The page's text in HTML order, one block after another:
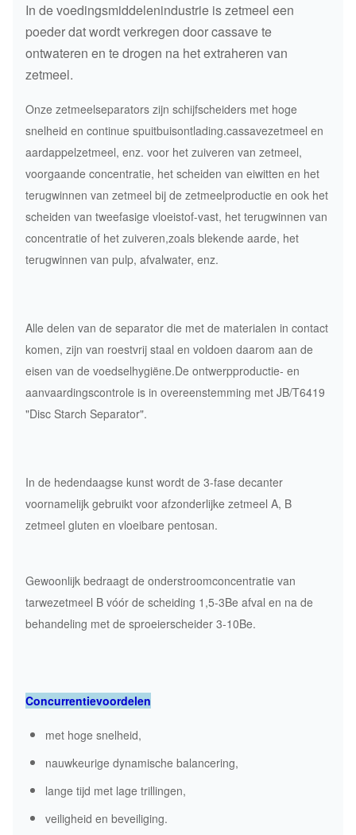
In de voedingsmiddelenindustrie is zetmeel een
poeder dat wordt verkregen door cassave te
ontwateren en te drogen na het extraheren van
zetmeel.
Onze zetmeelseparators zijn schijfscheiders met hoge
snelheid en continue spuitbuisontlading.cassavezetmeel en
aardappelzetmeel, enz. voor het zuiveren van zetmeel,
voorgaande concentratie, het scheiden van eiwitten en het
terugwinnen van zetmeel bij de zetmeelproductie en ook het
scheiden van tweefasige vloeistof-vast, het terugwinnen van
concentratie of het zuiveren,zoals blekende aarde, het
terugwinnen van pulp, afvalwater, enz.
Alle delen van de separator die met de materialen in contact
komen, zijn van roestvrij staal en voldoen daarom aan de
eisen van de voedselhygiëne.De ontwerpproductie- en
aanvaardingscontrole is in overeenstemming met JB/T6419
"Disc Starch Separator".
In de hedendaagse kunst wordt de 3-fase decanter
voornamelijk gebruikt voor afzonderlijke zetmeel A, B
zetmeel gluten en vloeibare pentosan.
Gewoonlijk bedraagt de onderstroomconcentratie van
tarwezetmeel B vóór de scheiding 1,5-3Be afval en na de
behandeling met de sproeierscheider 3-10Be.
Concurrentievoordelen
met hoge snelheid,
nauwkeurige dynamische balancering,
lange tijd met lage trillingen,
veiligheid en beveiliging.